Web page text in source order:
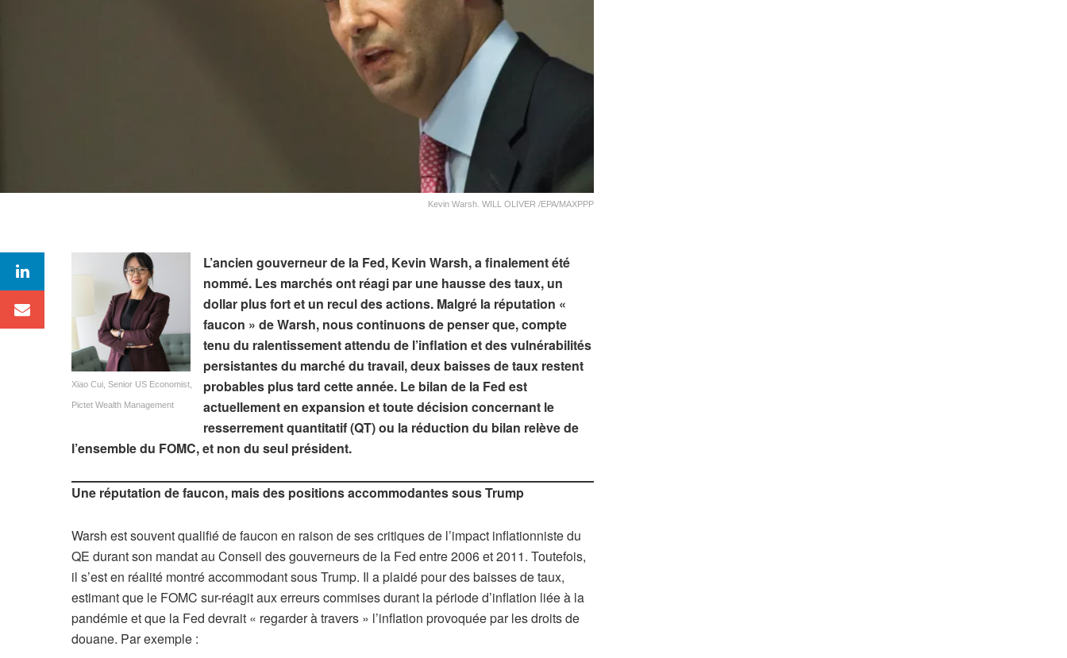
Kevin Warsh. WILL OLIVER /EPA/MAXPPP
Xiao Cui, Senior US Economist,
Pictet Wealth Management
L’ancien gouverneur de la Fed, Kevin Warsh, a finalement été
nommé. Les marchés ont réagi par une hausse des taux, un
dollar plus fort et un recul des actions. Malgré la réputation «
faucon » de Warsh, nous continuons de penser que, compte
tenu du ralentissement attendu de l’inflation et des vulnérabilités
persistantes du marché du travail, deux baisses de taux restent
probables plus tard cette année. Le bilan de la Fed est
actuellement en expansion et toute décision concernant le
resserrement quantitatif (QT) ou la réduction du bilan relève de
l’ensemble du FOMC, et non du seul président.
Une réputation de faucon, mais des positions accommodantes sous Trump
Warsh est souvent qualifié de faucon en raison de ses critiques de l’impact inflationniste du
QE durant son mandat au Conseil des gouverneurs de la Fed entre 2006 et 2011. Toutefois,
il s’est en réalité montré accommodant sous Trump. Il a plaidé pour des baisses de taux,
estimant que le FOMC sur-réagit aux erreurs commises durant la période d’inflation liée à la
pandémie et que la Fed devrait « regarder à travers » l’inflation provoquée par les droits de
douane. Par exemple :